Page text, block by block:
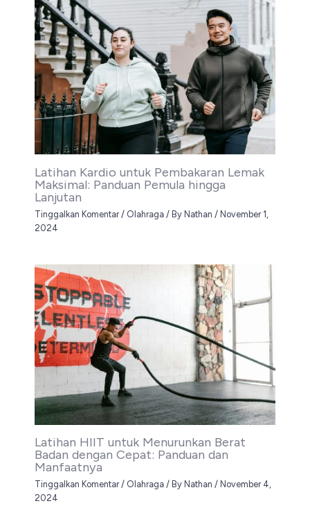
Latihan Kardio untuk Pembakaran Lemak
Maksimal: Panduan Pemula hingga
Lanjutan
Tinggalkan Komentar / Olahraga/ By Nathan / November 1,
2024
Latihan HIIT untuk Menurunkan Berat
Badan dengan Cepat: Panduan dan
Manfaatnya
Tinggalkan Komentar / Olahraga/ By Nathan / November 4,
2024